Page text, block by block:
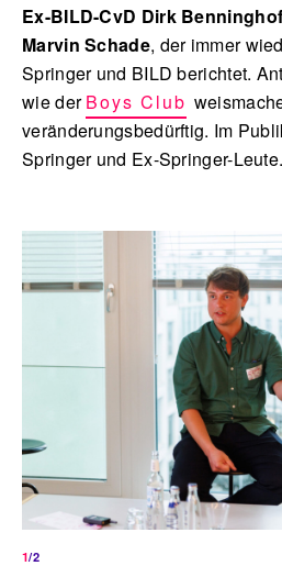
Ex-BILD-CvD Dirk
Marvin Schade, der immer
Springer und BILD berichtet.
wie derBoys Club
veränderungsbedürftig. Im
Springer und Ex-Springer-Leute.
1/2